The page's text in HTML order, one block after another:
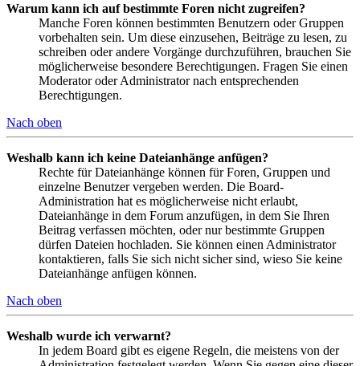
Warum kann ich auf bestimmte Foren nicht zugreifen?
Manche Foren können bestimmten Benutzern oder Gruppen
vorbehalten sein. Um diese einzusehen, Beiträge zu lesen, zu
schreiben oder andere Vorgänge durchzuführen, brauchen Sie
möglicherweise besondere Berechtigungen. Fragen Sie einen
Moderator oder Administrator nach entsprechenden
Berechtigungen.
Nach oben
Weshalb kann ich keine Dateianhänge anfügen?
Rechte für Dateianhänge können für Foren, Gruppen und
einzelne Benutzer vergeben werden. Die Board-
Administration hat es möglicherweise nicht erlaubt,
Dateianhänge in dem Forum anzufügen, in dem Sie Ihren
Beitrag verfassen möchten, oder nur bestimmte Gruppen
dürfen Dateien hochladen. Sie können einen Administrator
kontaktieren, falls Sie sich nicht sicher sind, wieso Sie keine
Dateianhänge anfügen können.
Nach oben
Weshalb wurde ich verwarnt?
In jedem Board gibt es eigene Regeln, die meistens von der